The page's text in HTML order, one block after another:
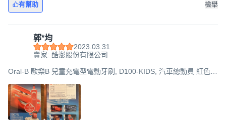
有幫助 檢舉
郭*均
2023.03.31
賣家: 酷澎股份有限公司
Oral-B 歐樂B 兒童充電型電動牙刷, D100-KIDS, 汽車總動員 紅色,